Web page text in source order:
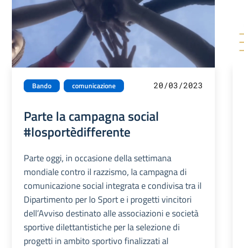
Bando comunicazione 20/03/2023
Parte la campagna social
#losportèdifferente
Parte oggi, in occasione della settimana
mondiale contro il razzismo, la campagna di
comunicazione social integrata e condivisa tra il
Dipartimento per lo Sport e i progetti vincitori
dell’Avviso destinato alle associazioni e società
sportive dilettantistiche per la selezione di
progetti in ambito sportivo finalizzati al